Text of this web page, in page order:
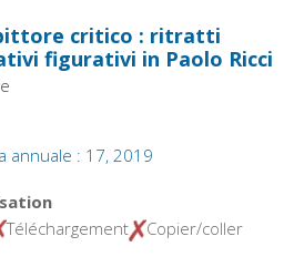
critico : ritratti
figurativi in Paolo Ricci
annuale : 17, 2019
Téléchargement
Copier/coller